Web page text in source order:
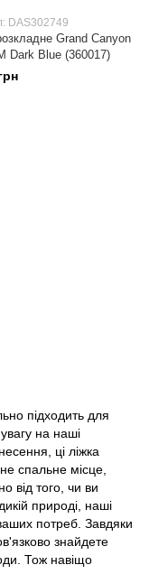
DAS302749
Grand Canyon
Dark Blue (360017)
підходить для
на наші
ці ліжка
спальне місце,
від того, чи ви
природі, наші
потреб. Завдяки
знайдете
Тож навіщо